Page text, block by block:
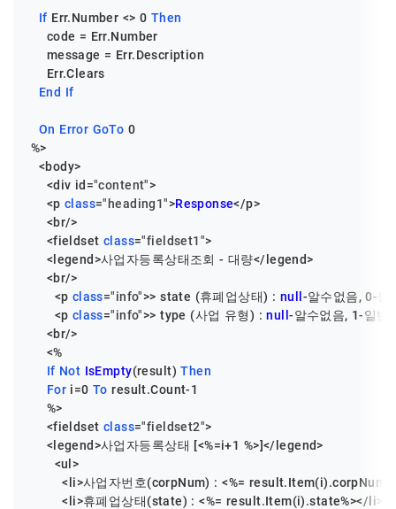
If Err.Number <> 0 Then
    code = Err.Number
    message = Err.Description
    Err.Clears
End If
On Error GoTo 0
%>
  <body>
    <div id=
"content">
    <p
class="heading1">Response</p>
    <br/>
    <fieldset
class="fieldset1">
    <legend>사업자등록상태조회 - 대량</legend>
    <br/>
      <p
class="info">> state (휴폐업상태) : null -알수없음, 0-등
      <p
class="info">> type (사업 유형) : null-알수없음, 1-일반
    <br/>
    <%
If Not IsEmpty(result) Then
For i=0 To result.Count-1
    %>
    <fieldset
class="fieldset2">
    <legend>사업자등록상태 [<%=i+
1 %>]</legend>
      <ul>
<li>사업자번호(corpNum) : <%=
        <li>휴폐업상태(state) : <%= result.Item(i).state%></li>